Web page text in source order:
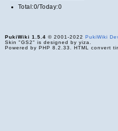
Total:0/Today:0
PukiWiki 1.5.4 © 2001-2022 PukiWiki
Skin "GS2" is designed by yiza.
Powered by PHP 8.2.33. HTML convert